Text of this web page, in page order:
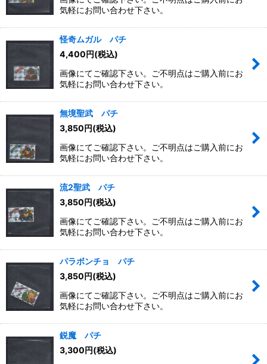
気軽にお問い合わせ下さい。
怪奇ムガル パチ
4,400円(税込)
画像にてご確認下さい。ご不明点はご購入前にお
気軽にお問い合わせ下さい。
無境聖武 パチ
3,850円(税込)
画像にてご確認下さい。ご不明点はご購入前にお
気軽にお問い合わせ下さい。
流2聖武 パチ
3,850円(税込)
画像にてご確認下さい。ご不明点はご購入前にお
気軽にお問い合わせ下さい。
パラボンチョ パチ
3,850円(税込)
画像にてご確認下さい。ご不明点はご購入前にお
気軽にお問い合わせ下さい。
鋭魔 パチ
3,300円(税込)